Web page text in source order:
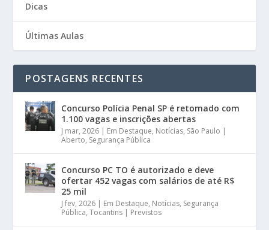
Dicas
Últimas Aulas
POSTAGENS RECENTES
Concurso Polícia Penal SP é retomado com
1.100 vagas e inscrições abertas
J mar, 2026 | Em Destaque, Notícias, São Paulo |
Aberto, Segurança Pública
Concurso PC TO é autorizado e deve
ofertar 452 vagas com salários de até R$
25 mil
J fev, 2026 | Em Destaque, Notícias, Segurança
Pública,Tocantins | Previstos